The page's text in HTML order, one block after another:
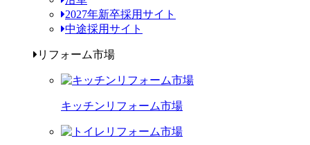
2027年新卒採用サイト
中途採用サイト
リフォーム市場
キッチンリフォーム市場